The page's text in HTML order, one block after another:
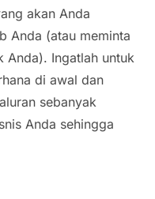
akan Anda
Anda (atau meminta
Anda). Ingatlah untuk
di awal dan
sebanyak
Anda sehingga